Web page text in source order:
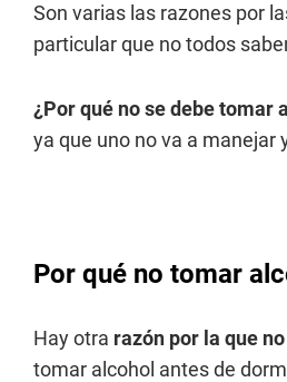
Son varias las razones por
particular que no todos
¿Por qué no se debe tomar
ya que uno no va a manejar
Por qué no tomar
Hay otra razón por la que
tomar alcohol antes de